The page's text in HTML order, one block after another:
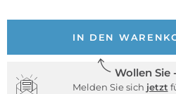
IN DEN
Wollen Sie
Melden Sie sich jetzt